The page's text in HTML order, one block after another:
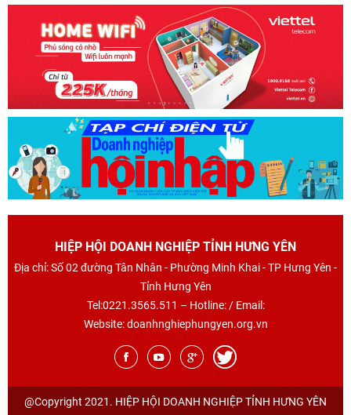
HIỆP HỘI DOANH NGHIỆP TỈNH HƯNG YÊN
Địa chỉ: Số 02 đường Tân Nhân - Phường Minh Khai - TP Hưng Yên -
Tỉnh Hưng Yên
Tel:0221.3565.511 – Hotline: / Email:
Website: doanhnghiephungyen.org.vn
@Copyright 2021. HIỆP HỘI DOANH NGHIỆP TỈNH HƯNG YÊN